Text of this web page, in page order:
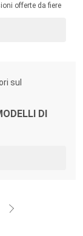
offerte da fiere
sul
DI